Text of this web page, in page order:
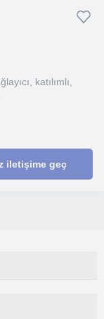
katılımlı,
iletişime geç